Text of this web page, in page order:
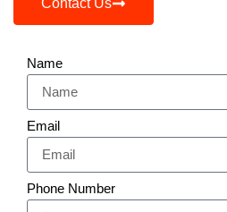
Name
Email
Phone Number